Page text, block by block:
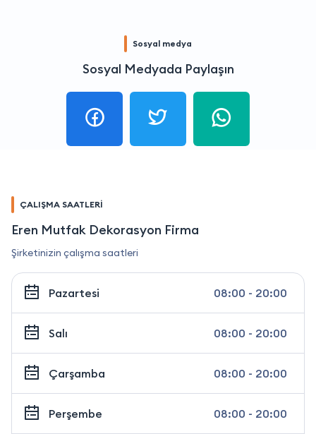
Sosyal medya
Sosyal Medyada Paylaşın
ÇALIŞMA SAATLERİ
Eren Mutfak Dekorasyon Firma
Şirketinizin çalışma saatleri
Pazartesi 08:00 - 20:00
Salı 08:00 - 20:00
Çarşamba 08:00 - 20:00
Perşembe 08:00 - 20:00